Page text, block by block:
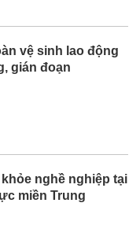
vệ sinh lao động
gián đoạn
nghề nghiệp tại
miền Trung